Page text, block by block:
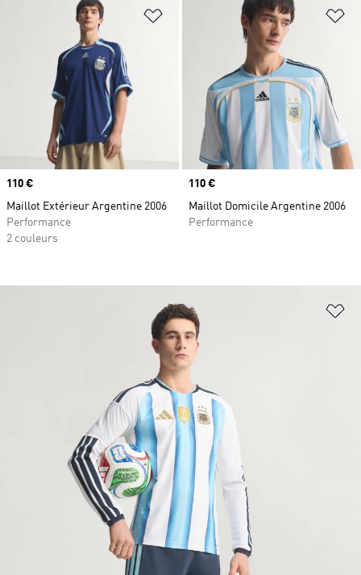
Ajouter à la Liste de produits
Prix
110 €
Maillot Extérieur Argentine 2006
Performance
2 couleurs
Prix
110 €
Maillot Domicile Argentine 2006
Performance